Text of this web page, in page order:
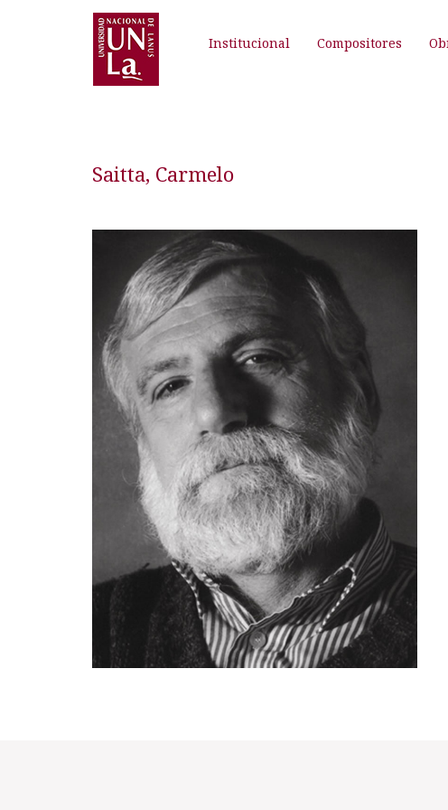
Institucional Compositores
Saitta, Carmelo